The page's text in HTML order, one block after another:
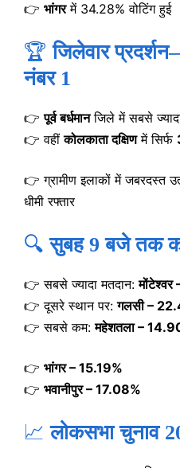
👉 भांगरमें 34.28% वोटिंग हुई
🏆जिलेवार
नंबर 1
👉पूर्व बर्धमानजिले में सबसे
👉 वहींकोलकाता दक्षिणमें सिर्फ
👉 ग्रामीण इलाकों में जबरदस्त
धीमी रफ्तार
🔍सुबह 9 बजे तक
👉 सबसे ज्यादा मतदान:
👉 दूसरे स्थान पर:गलसी –
👉 सबसे कम:महेशतला –
👉 भांगर – 15.19%
👉 भवानीपुर – 17.08%
📈लोकसभा चुनाव